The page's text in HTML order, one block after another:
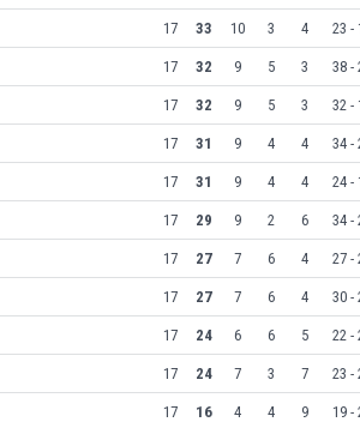
17 33 10 3 4 23 -
17 32 9 5 3 38 -
17 32 9 5 3 32 -
17 31 9 4 4 34 -
17 31 9 4 4 24 -
17 29 9 2 6 34 -
17 27 7 6 4 27 -
17 27 7 6 4 30 -
17 24 6 6 5 22 -
17 24 7 3 7 23 -
17 16 4 4 9 19 -